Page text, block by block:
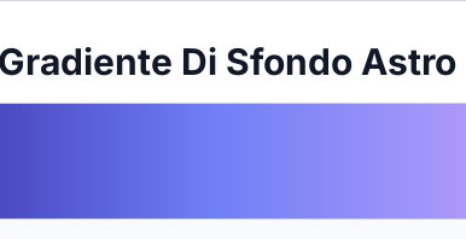
Di Sfondo Astro